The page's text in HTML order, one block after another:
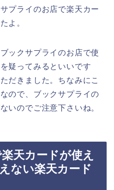
プライのお店で楽天カー
よ。
ックサプライのお店で使
疑ってみるといいです
だきました。ちなみにこ
ので、ブックサプライの
いのでご注意下さいね。
天カードが使え
ない楽天カード